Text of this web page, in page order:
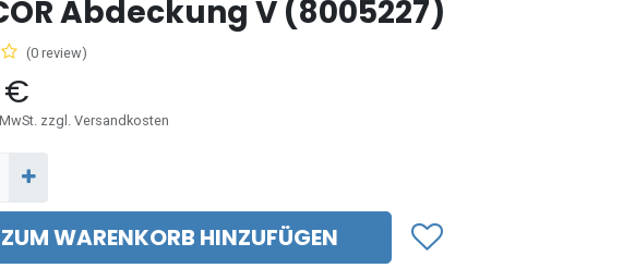
Abdeckung V (8005227)
(0 review)
€
zzgl. Versandkosten
ZUM WARENKORB HINZUFÜGEN